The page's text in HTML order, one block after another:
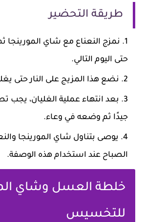
طريقة التحضير
نمزج النعناع مع شاي المورينجا
حتى اليوم التالي.
نضع هذا المزيج على النار حتى
بعد انتهاء عملية الغليان، يجب
جيدًا ثم وضعه في وعاء.
يوصى بتناول شاي المورينجا
الصباح عند استخدام هذه الوصفة.
خلطة العسل وشاي
للتخسيس